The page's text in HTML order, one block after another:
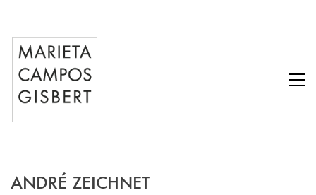
ANDRÉ ZEICHNET